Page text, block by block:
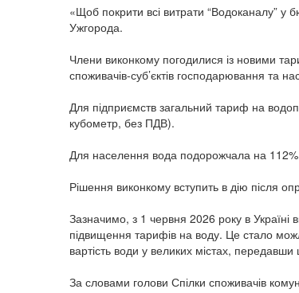
«Щоб покрити всі витрати “Водоканалу” у
Ужгорода.
Члени виконкому погодилися із новими
споживачів-суб’єктів господарювання та
Для підприємств загальний тариф на
кубометр, без ПДВ).
Для населення вода подорожчала на
Рішення виконкому вступить в дію після
Зазначимо, з 1 червня 2026 року в
підвищення тарифів на воду. Це стало
вартість води у великих містах, передавши
За словами голови Спілки споживачів